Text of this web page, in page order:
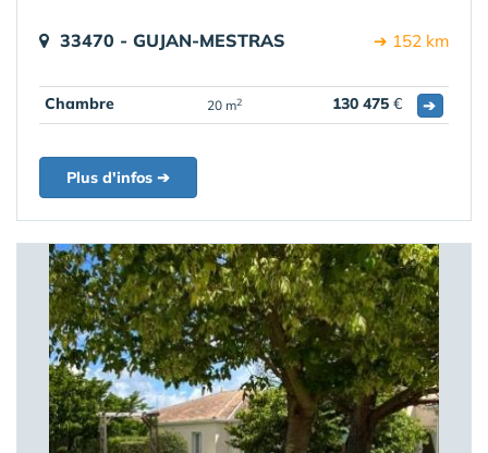
33470 - GUJAN-MESTRAS ➔ 152 km
Chambre 20 m2 130 475 € ➔
Plus d'infos ➔